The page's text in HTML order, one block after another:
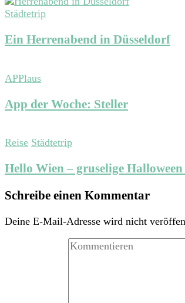
Städtetrip
Ein Herrenabend in Düsseldorf
APPlaus
App der Woche: Steller
Reise Städtetrip
Hello Wien – gruselige
Schreibe einen Kommentar
Deine E-Mail-Adresse wird nicht